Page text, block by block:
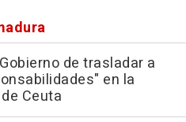
de trasladar a
en la
Ceuta